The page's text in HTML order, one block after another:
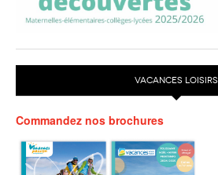
VACANCES LOISIRS
Commandez nos brochures